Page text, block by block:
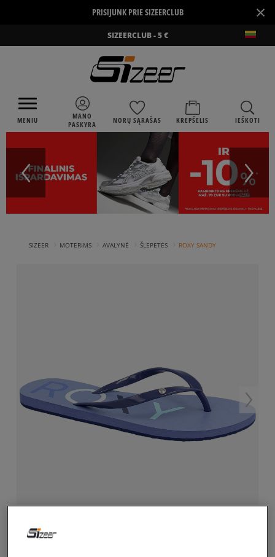
PRISIJUNK PRIE SIZEERCLUB ×
SIZEERCLUB - 5 €
MENIU
MANO
PASKYRA
NORŲ SĄRAŠAS KREPŠELIS IEŠKOTI
SIZEER MOTERIMS AVALYNĖ ŠLEPETĖS ROXY SANDY